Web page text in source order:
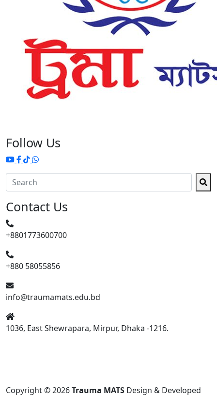
Follow Us
Contact Us
+8801773600700
+880 58055856
info@traumamats.edu.bd
1036, East Shewrapara, Mirpur, Dhaka -1216.
Copyright © 2026Trauma MATS Design & Developed